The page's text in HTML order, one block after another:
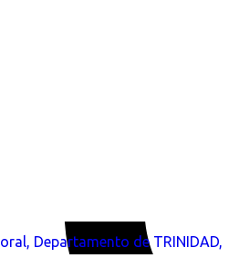
Departamento de TRINIDAD,